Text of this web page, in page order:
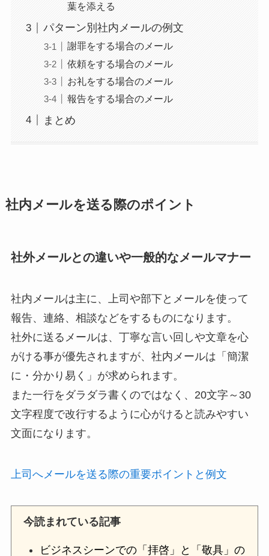
葉を添える
パターン別社内メールの例文
謝罪をする場合のメール
依頼をする場合のメール
お礼をする場合のメール
報告をする場合のメール
まとめ
社内メールを送る際のポイント
社外メールとの違いや一般的なメールマナー
社内メールは主に、上司や部下とメールを使って
報告、連絡、相談などをするものになります。
社外に送るメールは、丁寧な言い回しや文章を心
がける事が優先されますが、社内メールは「簡潔
に・分かり易く」が求められます。
また一行をダラダラ書くのではなく、20文字～30
文字程度で改行するように心がけると読みやすい
文面になります。
上司へメールを送る際の重要ポイントと例文
今読まれている記事
ビジネスシーンでの「拝啓」と「敬具」の